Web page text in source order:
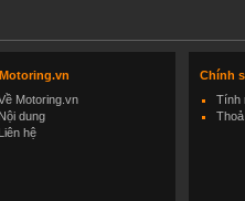
Motoring.vn
Nội dung
Liên hệ
Chính
Tính